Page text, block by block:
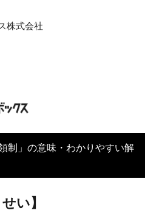
株式会社
制」の意味・わかりやすい解
い】